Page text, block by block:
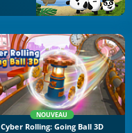
NOUVEAU
Cyber Rolling: Going Ball 3D